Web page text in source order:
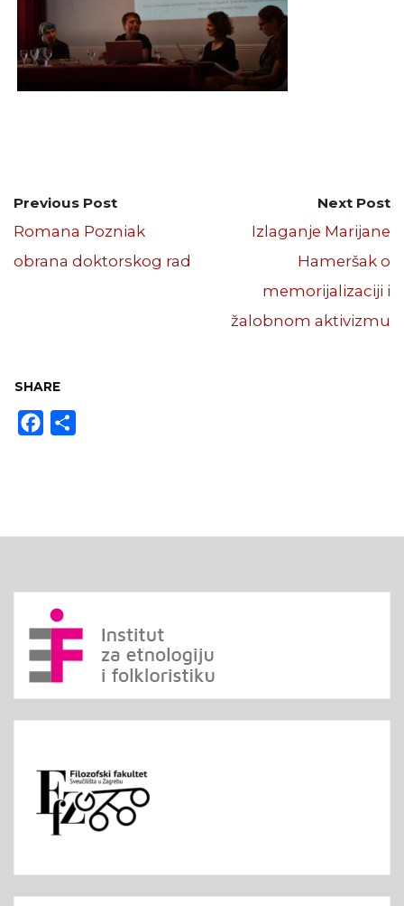
Previous Post
Romana Pozniak
obrana doktorskog rad
Next Post
Izlaganje Marijane
Hameršak o
memorijalizaciji i
žalobnom aktivizmu
SHARE
Facebook